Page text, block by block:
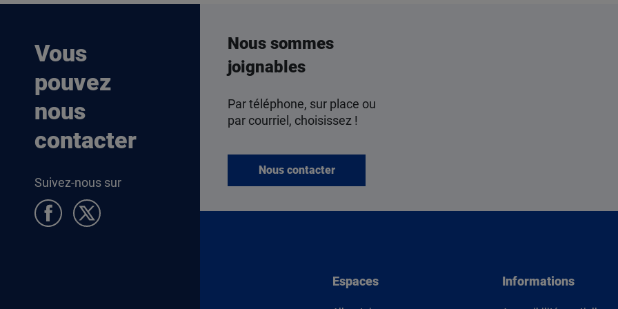
Vous
pouvez
nous
contacter
Suivez-nous sur
Nous sommes
joignables
Par téléphone, sur place ou
par courriel, choisissez !
Nous contacter
Espaces Informations